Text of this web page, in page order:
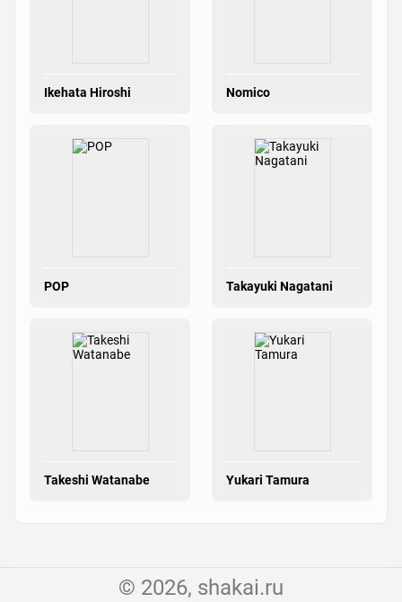
Ikehata Hiroshi Nomico
POP Takayuki Nagatani
Takeshi Watanabe Yukari Tamura
© 2026, shakai.ru